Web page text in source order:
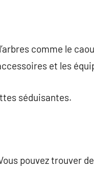
comme le
et les
séduisantes.
pouvez trouver